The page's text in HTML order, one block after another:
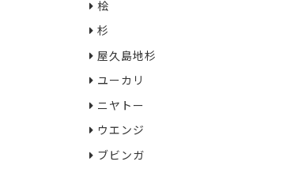
桧
杉
屋久島地杉
ユーカリ
ニヤトー
ウエンジ
ブビンガ